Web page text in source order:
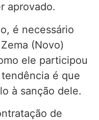
aprovado.
é necessário
(Novo)
ele participou
é que
à sanção dele.
de